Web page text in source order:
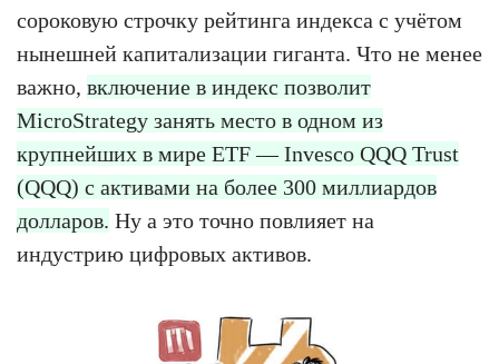
сороковую строчку рейтинга индекса с учётом
нынешней капитализации гиганта. Что не менее
важно, включение в индекс позволит
MicroStrategy занять место в одном из
крупнейших в мире ETF — Invesco QQQ Trust
(QQQ) с активами на более 300 миллиардов
долларов. Ну а это точно повлияет на
индустрию цифровых активов.